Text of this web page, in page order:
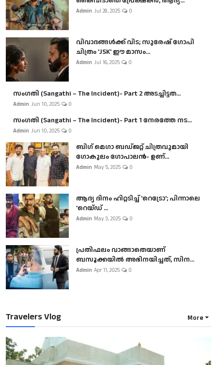
Admin Jul 28, 2025 0
വിവാദങ്ങൾക്ക് വിട; സുരേഷ് ഗോപി
ചിത്രം 'JSK' ഈ മാസം...
Admin Jul 16, 2025 0
സംഗതി (Sangathi – The Incident)- Part 2 അടച്ചിട്ടത...
Admin Jun 10, 2025 0
സംഗതി (Sangathi – The Incident)- Part 1 നേരത്തേ നട...
Admin Jun 10, 2025 0
ബി​ഗ് മെഗാ ബഡ്ജറ്റ് ചിത്രവുമായി
ഗോകുലം ഗോപാലൻ- ഉണ്...
Admin May 5, 2025 0
ആദ്യ ദിനം ഹിറ്റടിച്ച് 'റെട്രോ'; പിന്നാലെ
'റെയ്ഡ് ...
Admin May 3, 2025 0
പ്രതിഫലം വാങ്ങാതെയാണ്
ബസൂക്കയില്‍ അഭിനയിച്ചത്, സിന...
Admin Apr 11, 2025 0
Travelers Vlog More